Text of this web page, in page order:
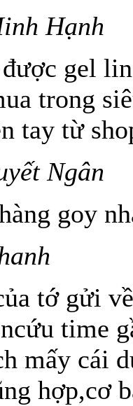
Hạnh
gel
trong
tay từ
Ngân
goy
tớ gửi
time
mấy cái
hợp,cơ